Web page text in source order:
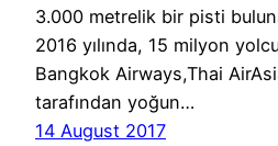
3.000 metrelik bir pisti
2016 yılında, 15 milyon
Bangkok Airways,Thai
tarafından yoğun…
14 August 2017